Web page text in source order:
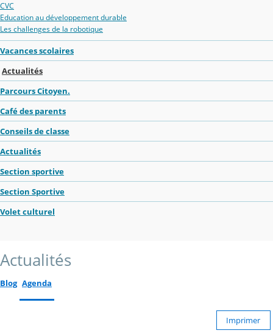
CVC
Education au développement durable
Les challenges de la robotique
Vacances scolaires
Actualités
Parcours Citoyen.
Café des parents
Conseils de classe
Actualités
Section sportive
Section Sportive
Volet culturel
Actualités
Blog Agenda
Imprimer